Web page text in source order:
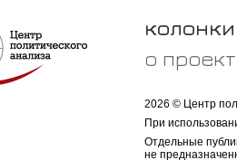
колонки
о
2026 © Центр
При
Отдельные
не